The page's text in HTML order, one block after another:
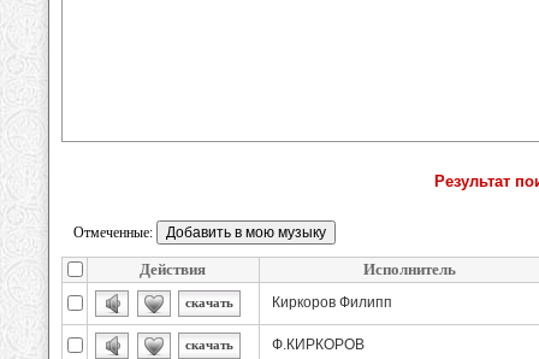
Результат
Отмеченные:
Действия Исполнитель
скачать Киркоров Филипп
скачать Ф.КИРКОРОВ